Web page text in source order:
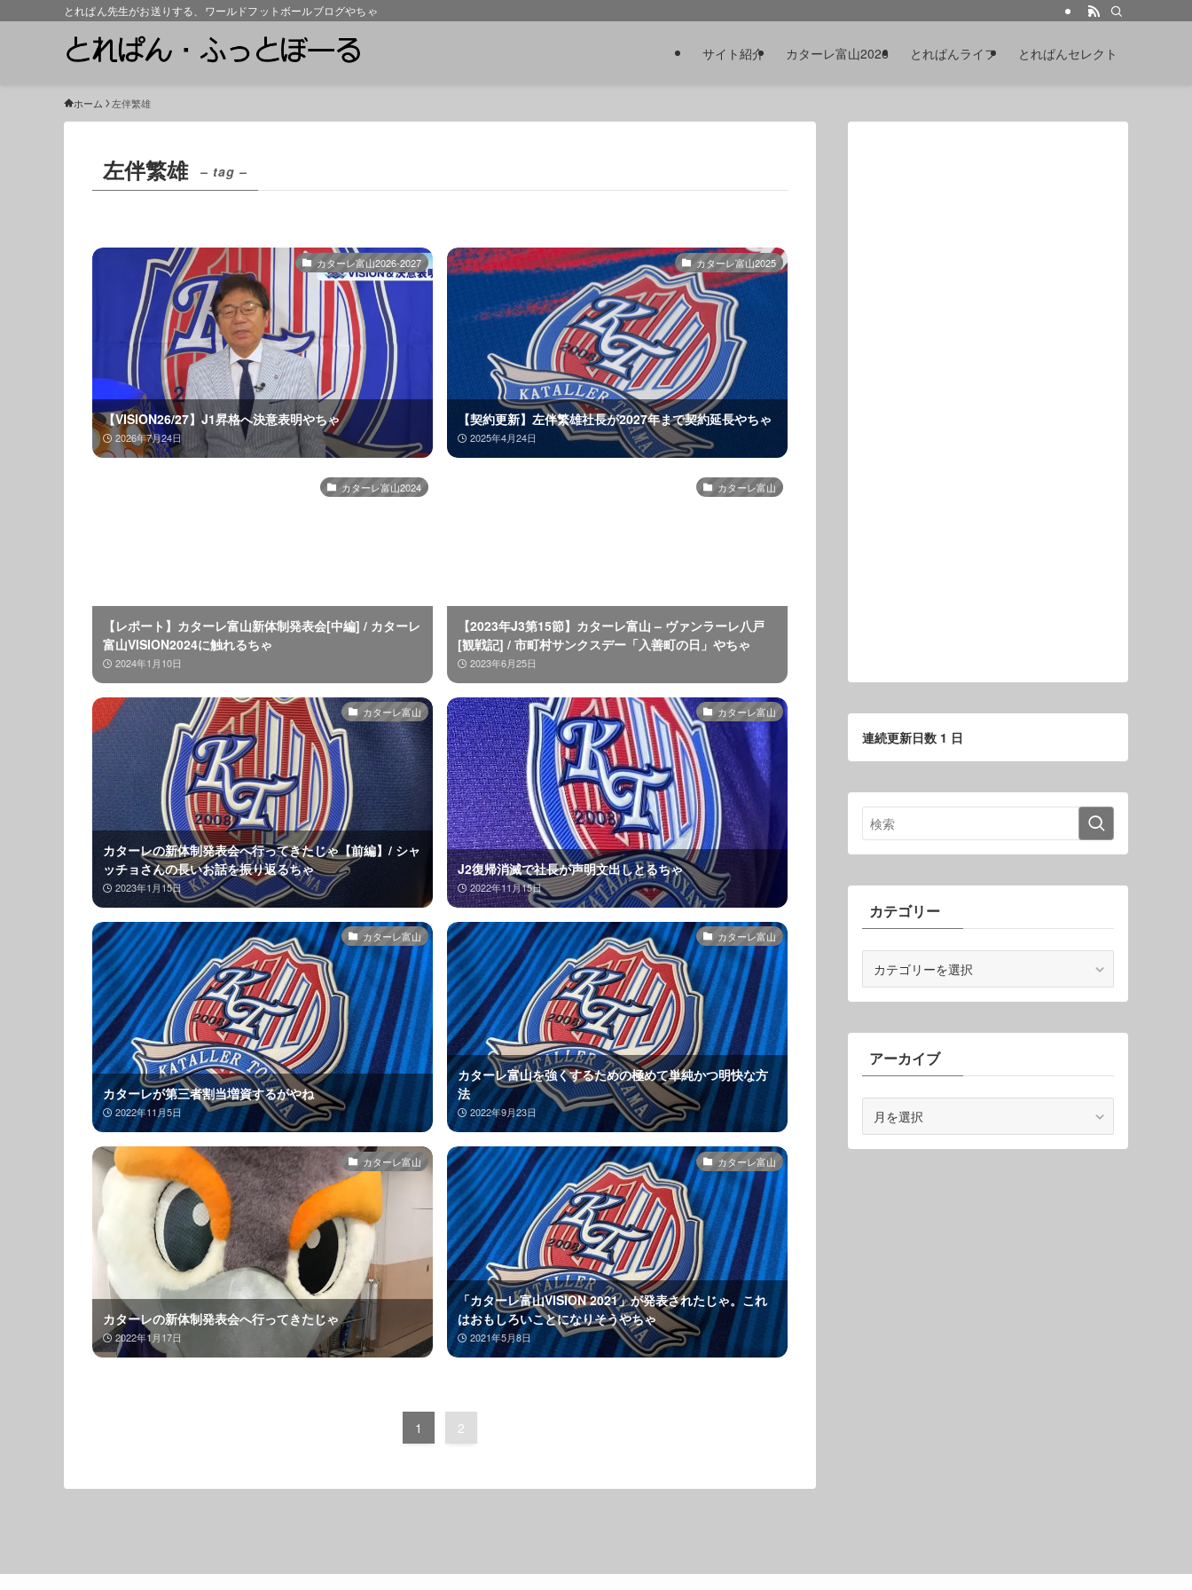
とれぱん先生がお送りする、ワールドフットボールブログやちゃ
サイト紹介 カターレ富山2026 とれぱんライフ とれぱんセレクト
ホーム 左伴繁雄
左伴繁雄 – tag –
カターレ富山2026-2027
【VISION26/27】J1昇格へ決意表明やちゃ
2026年7月24日
カターレ富山2025
【契約更新】左伴繁雄社長が2027年まで契約延長やちゃ
2025年4月24日
カターレ富山2024
【レポート】カターレ富山新体制発表会[中編] / カターレ
富山VISION2024に触れるちゃ
2024年1月10日
カターレ富山
【2023年J3第15節】カターレ富山 – ヴァンラーレ八戸
[観戦記] / 市町村サンクスデー「入善町の日」やちゃ
2023年6月25日
カターレ富山
カターレの新体制発表会へ行ってきたじゃ【前編】/ シャ
ッチョさんの長いお話を振り返るちゃ
2023年1月15日
カターレ富山
J2復帰消滅で社長が声明文出しとるちゃ
2022年11月15日
カターレ富山
カターレが第三者割当増資するがやね
2022年11月5日
カターレ富山
カターレ富山を強くするための極めて単純かつ明快な方
法
2022年9月23日
カターレ富山
カターレの新体制発表会へ行ってきたじゃ
2022年1月17日
カターレ富山
「カターレ富山VISION 2021」が発表されたじゃ。これ
はおもしろいことになりそうやちゃ
2021年5月8日
1 2
連続更新日数 1 日
カテゴリー
ゴ
ー
アーカイブ
カ